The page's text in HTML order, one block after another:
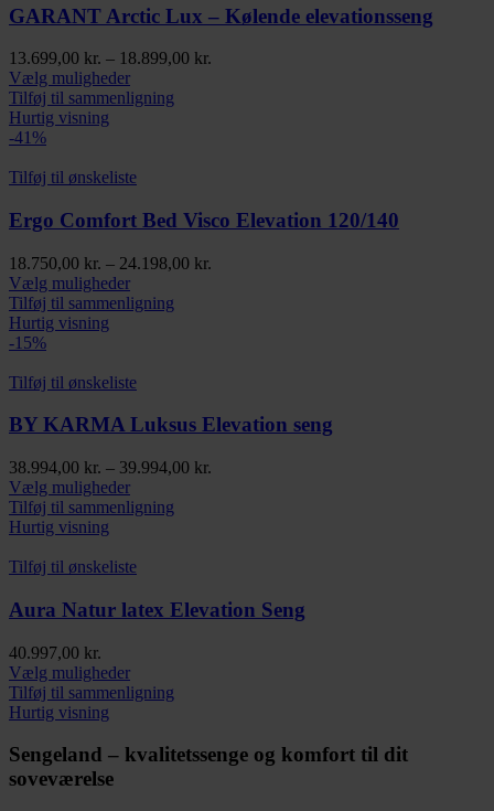
vælges
på
varesiden
GARANT Arctic Lux – Kølende elevationsseng
13.699,00 kr. – 18.899,00 kr.
Vælg mulighederDette
vare
Mulighederne
vælges
på
varesiden
Tilføj til sammenligning
Hurtig visning
-41%
Tilføj til ønskeliste
Ergo Comfort Bed Visco Elevation 120/140
18.750,00 kr. – 24.198,00 kr.
Vælg mulighederDette
vare
Mulighederne
vælges
varesiden
Tilføj til sammenligning
Hurtig visning
-15%
Tilføj til ønskeliste
BY KARMA Luksus Elevation seng
38.994,00 kr. – 39.994,00 kr.
Vælg mulighederDette
vare
varianter.
kan
vælges
Tilføj til sammenligning
Hurtig visning
Tilføj til ønskeliste
Aura Natur latex Elevation Seng
40.997,00 kr.
Vælg mulighederDette
vare
varianter.
Tilføj til sammenligning
Hurtig visning
Sengeland – kvalitetssenge og komfort til dit
soveværelse